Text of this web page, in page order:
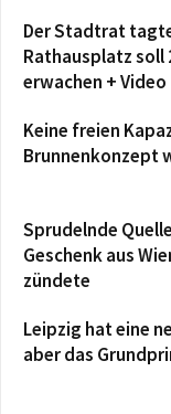
Der Stadtrat
Rathausplatz soll
erwachen + Video
Keine freien
Brunnenkonzept
Sprudelnde
Geschenk aus
zündete
Leipzig hat eine
aber das